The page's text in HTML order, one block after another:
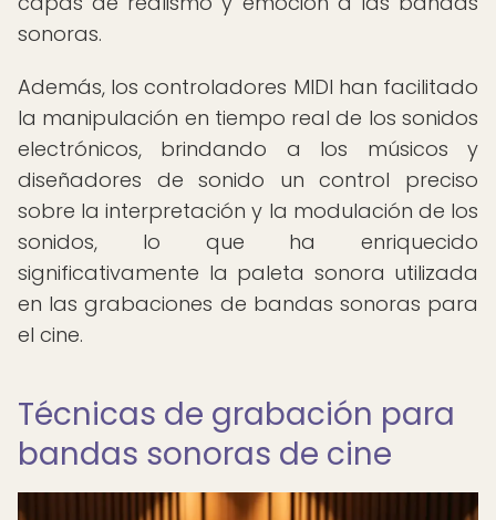
sonoras.
Además, los controladores MIDI han facilitado
la manipulación en tiempo real de los sonidos
electrónicos, brindando a los músicos y
diseñadores de sonido un control preciso
sobre la interpretación y la modulación de los
sonidos, lo que ha enriquecido
significativamente la paleta sonora utilizada
en las grabaciones de bandas sonoras para
el cine.
Técnicas de grabación para
bandas sonoras de cine